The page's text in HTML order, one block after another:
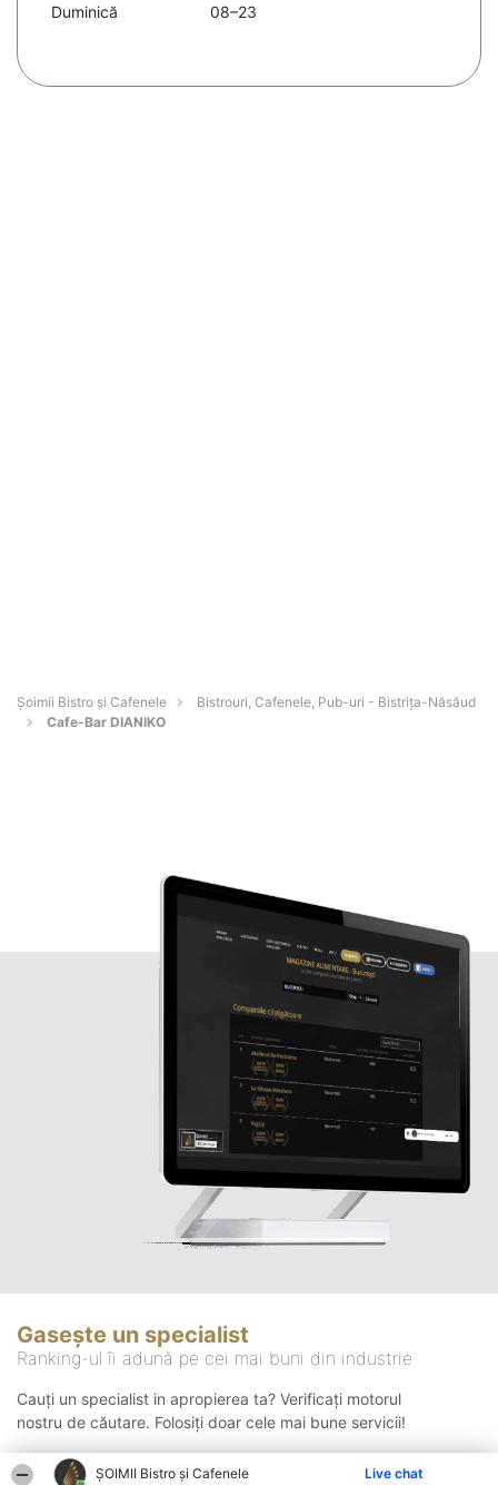
ȘOIMII Bistro și Cafenele Live chat
Duminică
08–23
Șoimii Bistro și Cafenele
Bistrouri, Cafenele, Pub-uri - Bistriţa-Năsăud
Cafe-Bar DIANIKO
Gasește un specialist
Ranking-ul îi adună pe cei mai buni din industrie
Cauți un specialist in apropierea ta? Verificați motorul
nostru de căutare. Folosiți doar cele mai bune servicii!